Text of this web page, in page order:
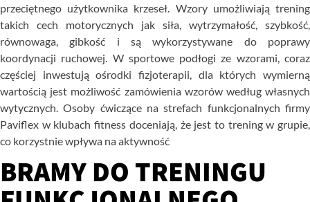
przeciętnego użytkownika krzeseł. Wzory umożliwiają trening
takich
cech motorycznych jak siła, wytrzymałość,
szybkość,
równowaga,
gibkość i są wykorzystywane do
poprawy
koordynacji ruchowej. W sportowe podłogi ze wzorami, coraz
częściej
inwestują ośrodki fizjoterapii, dla których wymierną
wartością jest możliwość zamówienia wzorów według własnych
wytycznych. Osoby ćwiczące na strefach funkcjonalnych firmy
Paviflex w klubach fitness doceniają, że jest to trening w grupie,
co korzystnie wpływa na aktywność
BRAMY DO TRENINGU